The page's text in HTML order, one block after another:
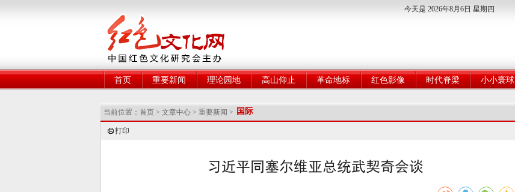
今天是 2026年8月6日 星期四
首页 重要新闻 理论园地 高山仰止 革命地标 红色影像 时代脊梁 小小寰球
当前位置：首页 >文章中心 >重要新闻 > 国际
打印
习近平同塞尔维亚总统武契奇会谈